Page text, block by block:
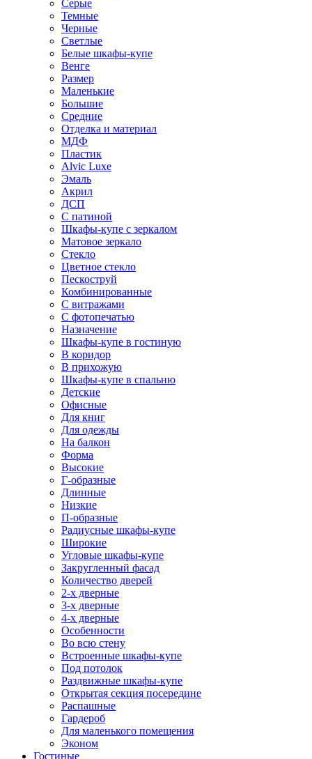
Серые
Темные
Черные
Светлые
Белые шкафы-купе
Венге
Размер
Маленькие
Большие
Средние
Отделка и материал
МДФ
Пластик
Alvic Luxe
Эмаль
Акрил
ДСП
С патиной
Шкафы-купе с зеркалом
Матовое зеркало
Стекло
Цветное стекло
Пескоструй
Комбинированные
С витражами
С фотопечатью
Назначение
Шкафы-купе в гостиную
В коридор
В прихожую
Шкафы-купе в спальню
Детские
Офисные
Для книг
Для одежды
На балкон
Форма
Высокие
Г-образные
Длинные
Низкие
П-образные
Радиусные шкафы-купе
Широкие
Угловые шкафы-купе
Закругленный фасад
Количество дверей
2-х дверные
3-х дверные
4-х дверные
Особенности
Во всю стену
Встроенные шкафы-купе
Под потолок
Раздвижные шкафы-купе
Открытая секция посередине
Распашные
Гардероб
Для маленького помещения
Эконом
Гостиные